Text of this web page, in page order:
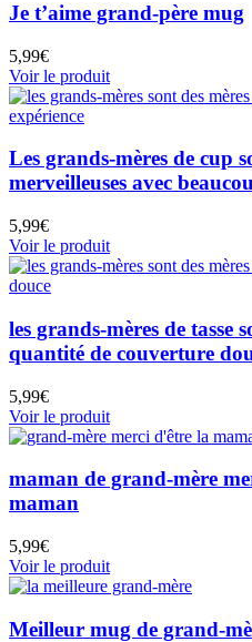
Je t’aime grand-père mug
5,99€
Voir le produit
Les grands-mères de cup
merveilleuses avec
5,99€
Voir le produit
les grands-mères de tasse
quantité de couverture
5,99€
Voir le produit
maman de grand-mère
maman
5,99€
Voir le produit
Meilleur mug de grand-